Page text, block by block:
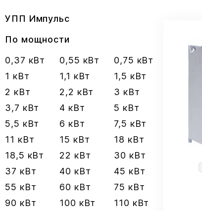
УПП Импульс
По мощности
0,37 кВт
0,55 кВт
0,75 кВт
1 кВт
1,1 кВт
1,5 кВт
2 кВт
2,2 кВт
3 кВт
3,7 кВт
4 кВт
5 кВт
5,5 кВт
6 кВт
7,5 кВт
11 кВт
15 кВт
18 кВт
18,5 кВт
22 кВт
30 кВт
37 кВт
40 кВт
45 кВт
55 кВт
60 кВт
75 кВт
90 кВт
100 кВт
110 кВт